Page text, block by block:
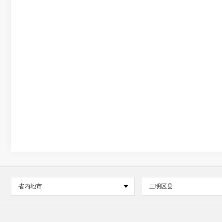
省内地市 三明区县